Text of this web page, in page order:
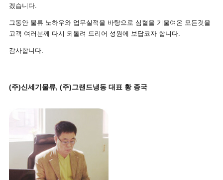
겠습니다.
그동안 물류 노하우와 업무실적을 바탕으로 심혈을 기울여온 모든것을
고객 여러분께 다시 되돌려 드리어 성원에 보답코자 합니다.
감사합니다.
(주)신세기물류, (주)그랜드냉동 대표 황 종국